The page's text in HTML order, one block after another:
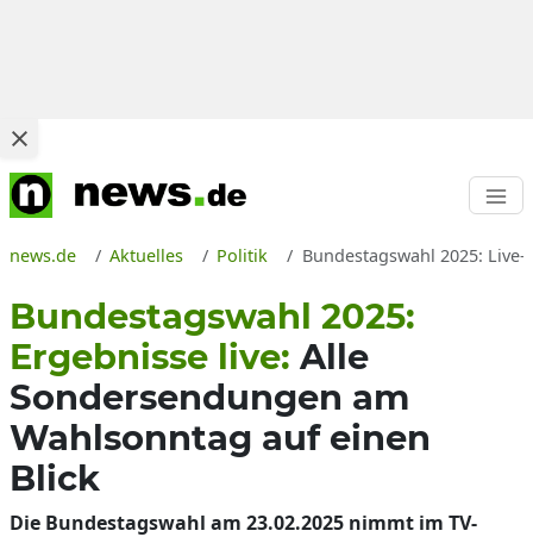
news.de Aktuelles Politik Bundestagswahl 2025:
Bundestagswahl 2025:
Ergebnisse live: Alle
Sondersendungen am
Wahlsonntag auf einen
Blick
Die Bundestagswahl am 23.02.2025 nimmt im TV-